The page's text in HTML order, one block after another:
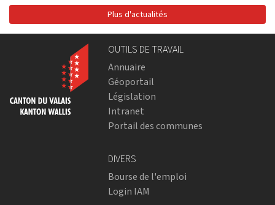
Plus d'actualités
OUTILS DE TRAVAIL
Annuaire
Géoportail
Législation
Intranet
Portail des communes
DIVERS
Bourse de l'emploi
Login IAM